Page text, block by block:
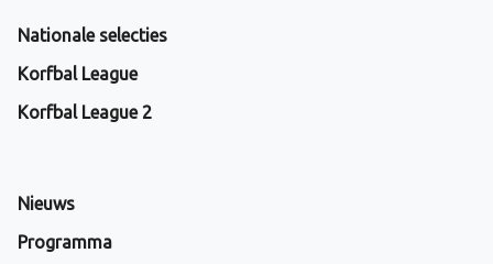
Nationale selecties
Korfbal League
Korfbal League 2
Nieuws
Programma